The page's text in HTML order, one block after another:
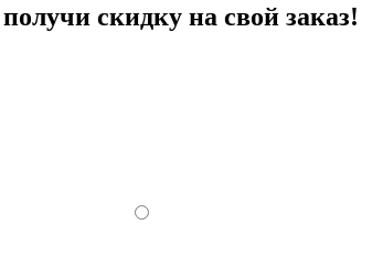
скидку на свой заказ!